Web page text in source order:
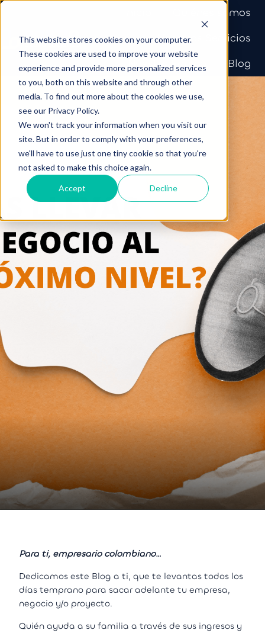
This website stores cookies on your computer.
These cookies are used to improve your website
experience and provide more personalized services
to you, both on this website and through other
media. To find out more about the cookies we use,
see our Privacy Policy.
We won't track your information when you visit our
site. But in order to comply with your preferences,
we'll have to use just one tiny cookie so that you're
not asked to make this choice again.
Accept Decline
i
c
o
Quiénes somos
Nuestros Servicios
Nuestro Equipo
Blog
Para ti, empresario colombiano…
Dedicamos este Blog a ti, que te levantas todos los
días temprano para sacar adelante tu empresa,
negocio y/o proyecto.
Quién ayuda a su familia a través de sus ingresos y